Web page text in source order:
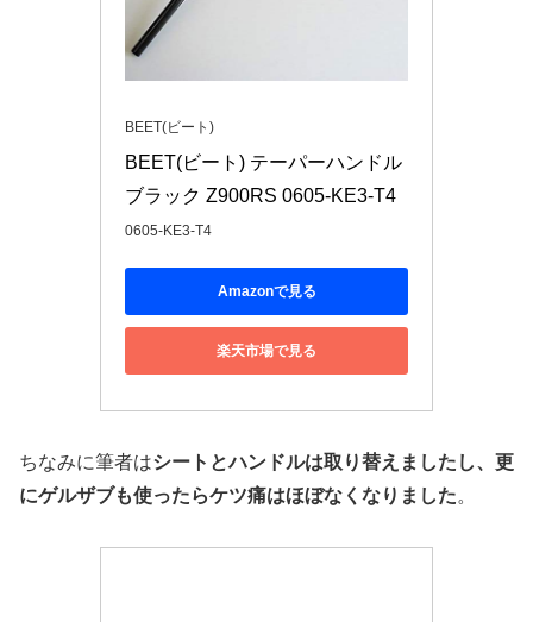
BEET(ビート)
BEET(ビート) テーパーハンドル
ブラック Z900RS 0605-KE3-T4
0605-KE3-T4
Amazonで見る
楽天市場で見る
ちなみに筆者はシートとハンドルは取り替えましたし、更
にゲルザブも使ったらケツ痛はほぼなくなりました。